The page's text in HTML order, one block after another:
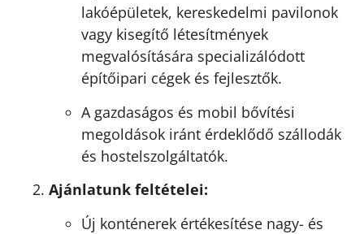
lakóépületek, kereskedelmi pavilonok
vagy kisegítő létesítmények
megvalósítására specializálódott
építőipari cégek és fejlesztők.
A gazdaságos és mobil bővítési
megoldások iránt érdeklődő szállodák
és hostelszolgáltatók.
Ajánlatunk feltételei:
Új konténerek értékesítése nagy- és